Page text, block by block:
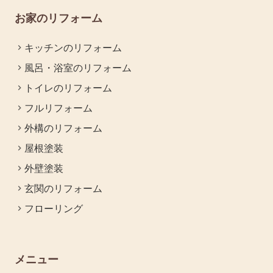
お家のリフォーム
キッチンのリフォーム
風呂・浴室のリフォーム
トイレのリフォーム
フルリフォーム
外構のリフォーム
屋根塗装
外壁塗装
玄関のリフォーム
フローリング
メニュー